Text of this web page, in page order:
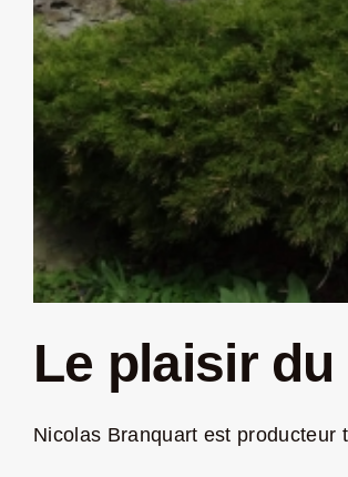
Le plaisir
Nicolas Branquart est producteur